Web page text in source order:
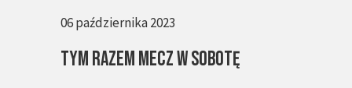
TYM RAZEM MECZ W SOBOTĘ
06 października 2023